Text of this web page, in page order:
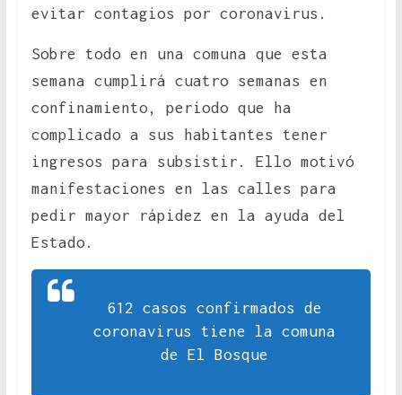
evitar contagios por coronavirus.
Sobre todo en una comuna que esta
semana cumplirá cuatro semanas en
confinamiento, periodo que ha
complicado a sus habitantes tener
ingresos para subsistir. Ello motivó
manifestaciones en las calles para
pedir mayor rápidez en la ayuda del
Estado.
612 casos confirmados de
coronavirus tiene la comuna
de El Bosque